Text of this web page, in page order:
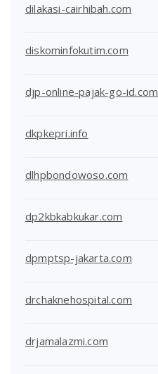
dilakasi-cairhibah.com
diskominfokutim.com
djp-online-pajak-go-id.com
dkpkepri.info
dlhpbondowoso.com
dp2kbkabkukar.com
dpmptsp-jakarta.com
drchaknehospital.com
drjamalazmi.com